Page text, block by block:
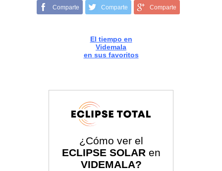
Comparte Comparte Comparte
El tiempo en
Videmala
en sus favoritos
¿Cómo ver el
ECLIPSE SOLAR en
VIDEMALA?